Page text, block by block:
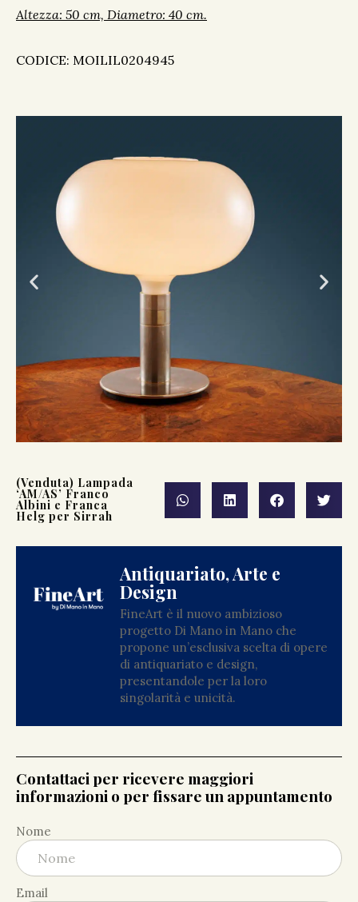
Altezza: 50 cm, Diametro: 40 cm.
CODICE: MOILIL0204945
(Venduta) Lampada
‘AM/AS’ Franco
Albini e Franca
Helg per Sirrah
Antiquariato, Arte e
Design
FineArt è il nuovo ambizioso
progetto Di Mano in Mano che
propone un’esclusiva scelta di opere
di antiquariato e design,
presentandole per la loro
singolarità e unicità.
Contattaci per ricevere maggiori
informazioni o per fissare un appuntamento
Nome
Email